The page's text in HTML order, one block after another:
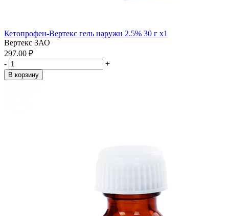
Кетопрофен-Вертекс гель наружн 2.5% 30 г x1
Вертекс ЗАО
297.00 ₽
-
+
В корзину